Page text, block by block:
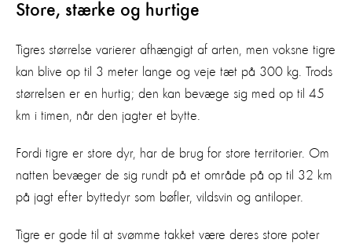
Store, stærke og hurtige
Tigres størrelse varierer afhængigt af arten, men voksne tigre
kan blive op til 3 meter lange og veje tæt på 300 kg. Trods
størrelsen er en hurtig; den kan bevæge sig med op til 45
km i timen, når den jagter et bytte.
Fordi tigre er store dyr, har de brug for store territorier. Om
natten bevæger de sig rundt på et område på op til 32 km
på jagt efter byttedyr som bøfler, vildsvin og antiloper.
Tigre er gode til at svømme takket være deres store poter